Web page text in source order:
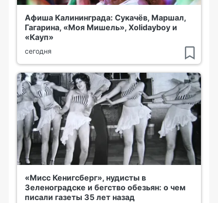
Афиша Калининграда: Сукачёв, Маршал,
Гагарина, «Моя Мишель», Xolidayboy и
«Кауп»
сегодня
«Мисс Кенигсберг», нудисты в
Зеленоградске и бегство обезьян: о чем
писали газеты 35 лет назад